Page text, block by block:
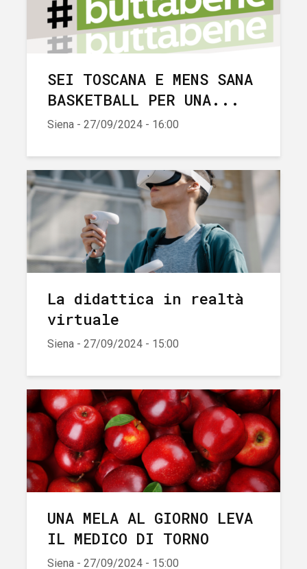
SEI TOSCANA E MENS SANA
BASKETBALL PER UNA...
Siena - 27/09/2024 - 16:00
La didattica in realtà
virtuale
Siena - 27/09/2024 - 15:00
UNA MELA AL GIORNO LEVA
IL MEDICO DI TORNO
Siena - 27/09/2024 - 15:00